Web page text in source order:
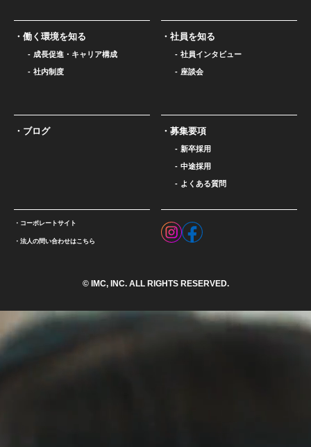
働く環境を知る
成長促進・キャリア構成
社内制度
社員を知る
社員インタビュー
座談会
ブログ 募集要項
新卒採用
中途採用
よくある質問
コーポレートサイト
法人の問い合わせはこちら
© IMC, INC. ALL RIGHTS RESERVED.